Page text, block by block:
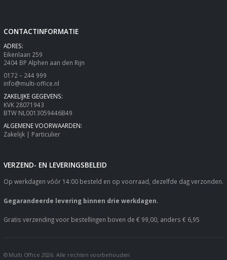
CONTACTINFORMATIE
ADRES:
Eikenlaan 259
2404 BP Alphen aan den Rijn
0172 – 244 999
info@multi-office.nl
ZAKELIJKE GEGEVENS:
KVK 28071943
BTW NL0013059446B49
ALGEMENE VOORWAARDEN:
Zakelijk| Particulier
VERZEND- EN LEVERINGSBELEID
Op werkdagen vóór 14:00 besteld en op voorraad, dezelfde dag verzonden.
Gegarandeerde levering binnen drie werkdagen.
Gratis verzending voor bestellingen boven de € 99,00, anders € 6,95
© Multi Office 2026. Alle rechten voorbehouden